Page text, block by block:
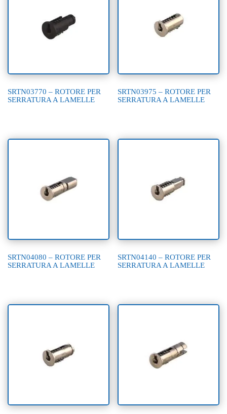
SRTN03770 – ROTORE PER
SERRATURA A LAMELLE
SRTN03975 – ROTORE PER
SERRATURA A LAMELLE
SRTN04080 – ROTORE PER
SERRATURA A LAMELLE
SRTN04140 – ROTORE PER
SERRATURA A LAMELLE